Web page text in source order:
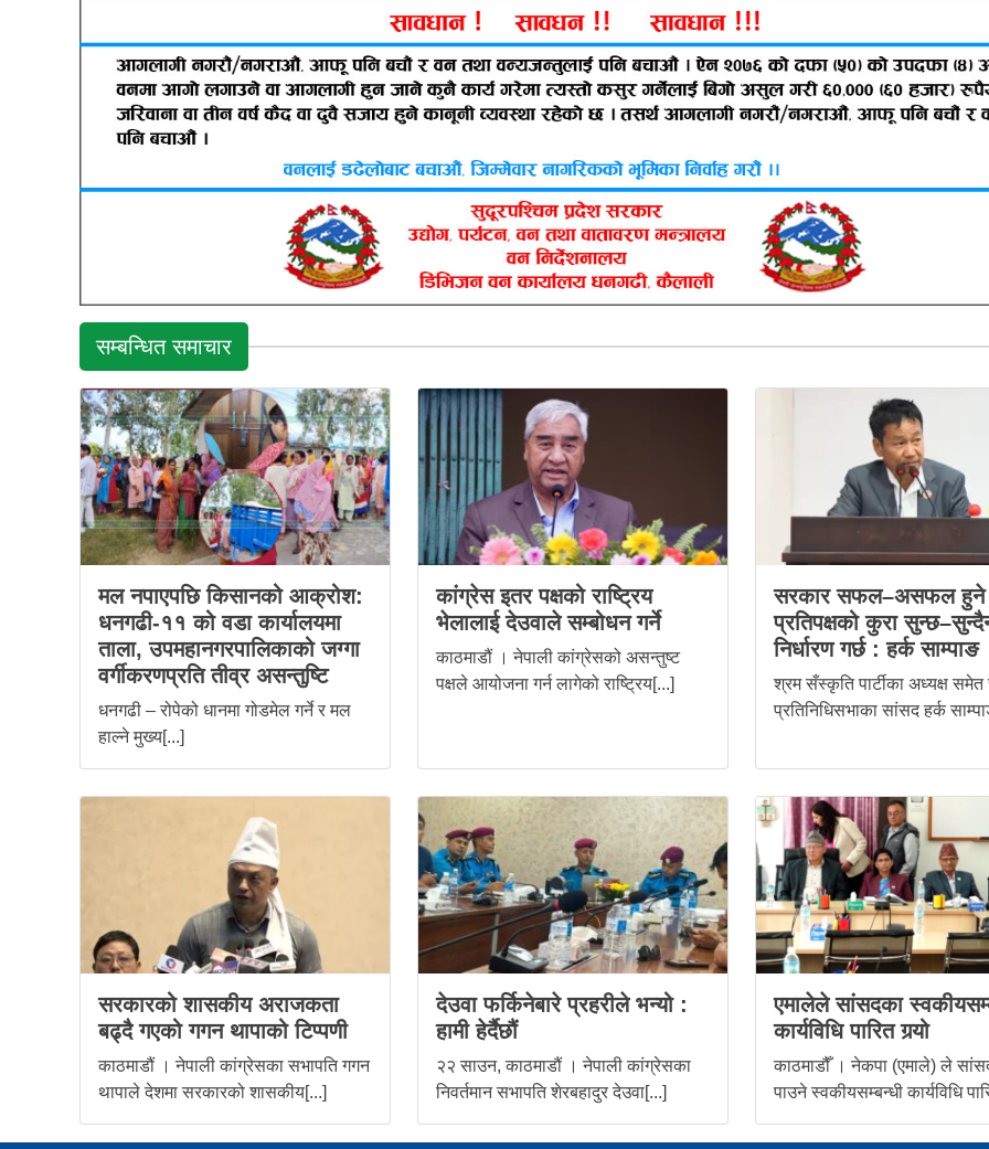
सम्बन्धित समाचार
मल नपाएपछि किसानको आक्रोश:
धनगढी-११ को वडा कार्यालयमा
ताला, उपमहानगरपालिकाको जग्गा
वर्गीकरणप्रति तीव्र असन्तुष्टि
धनगढी – रोपेको धानमा गोडमेल गर्ने र मल
हाल्ने मुख्य[...]
कांग्रेस इतर पक्षको राष्ट्रिय
भेलालाई देउवाले सम्बोधन गर्ने
काठमाडौं । नेपाली कांग्रेसको असन्तुष्ट
पक्षले आयोजना गर्न लागेको राष्ट्रिय[...]
सरकार सफल–असफल हुने
प्रतिपक्षको कुरा
निर्धारण गर्छ : हर्क साम्पाङ
श्रम सँस्कृति पार्टीका अध्यक्ष समेत
प्रतिनिधिसभाका सांसद हर्क
सरकारको शासकीय अराजकता
बढ्दै गएको गगन थापाको टिप्पणी
काठमाडौं । नेपाली कांग्रेसका सभापति गगन
थापाले देशमा सरकारको शासकीय[...]
देउवा फर्किनेबारे प्रहरीले भन्यो :
हामी हेर्दैछौं
२२ साउन, काठमाडौं । नेपाली कांग्रेसका
निवर्तमान सभापति शेरबहादुर देउवा[...]
एमालेले सांसदका
कार्यविधि पारित गर्‍यो
काठमाडौँ । नेकपा (एमाले) ले
पाउने स्वकीयसम्बन्धी कार्यविधि